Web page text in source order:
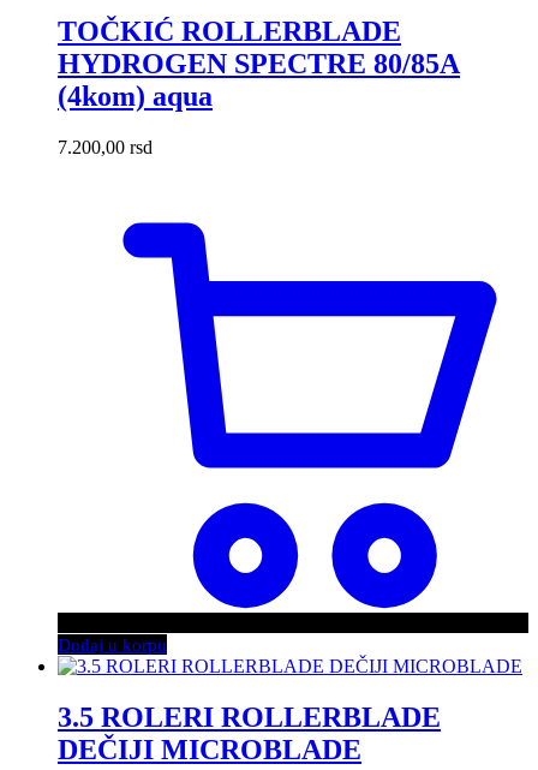
TOČKIĆ ROLLERBLADE
HYDROGEN SPECTRE 80/85A
(4kom) aqua
7.200,00 rsd
Dodaj u korpu
3.5 ROLERI ROLLERBLADE
DEČIJI MICROBLADE